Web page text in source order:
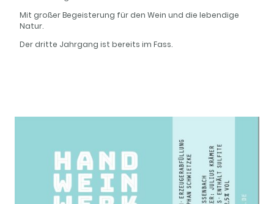
Mit großer Begeisterung für den Wein und die lebendige
Natur.
Der dritte Jahrgang ist bereits im Fass.